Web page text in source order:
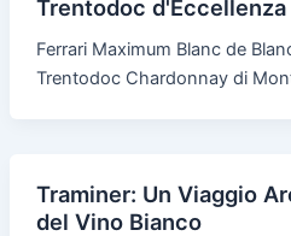
Trentodoc d'Eccellenza
Ferrari Maximum Blanc de
Trentodoc Chardonnay di
Traminer: Un Viaggio
del Vino Bianco